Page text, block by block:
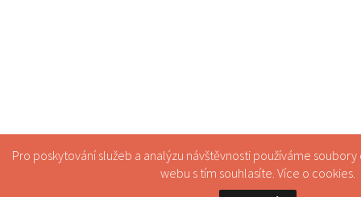
Pro poskytování služeb a analýzu návštěvnosti používáme
webu s tím souhlasíte. Více o cookies.